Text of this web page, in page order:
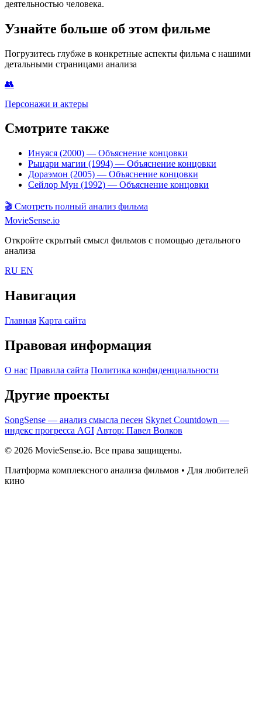
деятельностью человека.
Узнайте больше об этом фильме
Погрузитесь глубже в конкретные аспекты фильма с нашими
детальными страницами анализа
👥
Персонажи и актеры
Смотрите также
Инуяся (2000) — Объяснение концовки
Рыцари магии (1994) — Объяснение концовки
Дораэмон (2005) — Объяснение концовки
Сейлор Мун (1992) — Объяснение концовки
🎬 Смотреть полный анализ фильма
MovieSense.io
Откройте скрытый смысл фильмов с помощью детального
анализа
RU EN
Навигация
Главная Карта сайта
Правовая информация
О нас Правила сайта Политика конфиденциальности
Другие проекты
SongSense — анализ смысла песен Skynet Countdown —
индекс прогресса AGI Автор: Павел Волков
© 2026 MovieSense.io. Все права защищены.
Платформа комплексного анализа фильмов • Для любителей
кино